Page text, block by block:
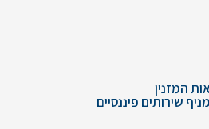
המזנין
שירותים פיננסיים